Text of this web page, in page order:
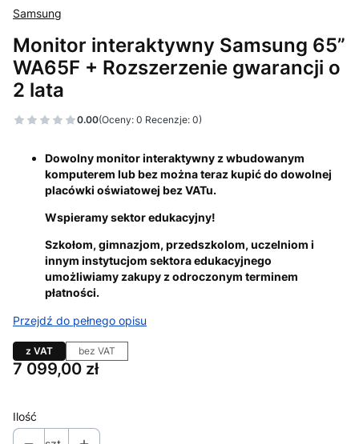
Samsung
Monitor interaktywny Samsung 65”
WA65F + Rozszerzenie gwarancji o
2 lata
0.00(Oceny: 0 Recenzje: 0)
Dowolny monitor interaktywny z wbudowanym
komputerem lub bez można teraz kupić do dowolnej
placówki oświatowej bez VATu.
Wspieramy sektor edukacyjny!
Szkołom, gimnazjom, przedszkolom, uczelniom i
innym instytucjom sektora edukacyjnego
umożliwiamy zakupy z odroczonym terminem
płatności.
Przejdź do pełnego opisu
z VAT bez VAT
Cena
7 099,00 zł
Ilość